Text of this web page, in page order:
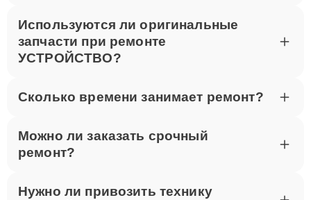
Используются ли оригинальные
запчасти при ремонте
УСТРОЙСТВО?
Сколько времени занимает ремонт?
Можно ли заказать срочный
ремонт?
Нужно ли привозить технику